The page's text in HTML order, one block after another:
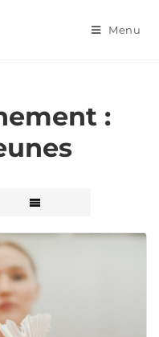
Menu
: